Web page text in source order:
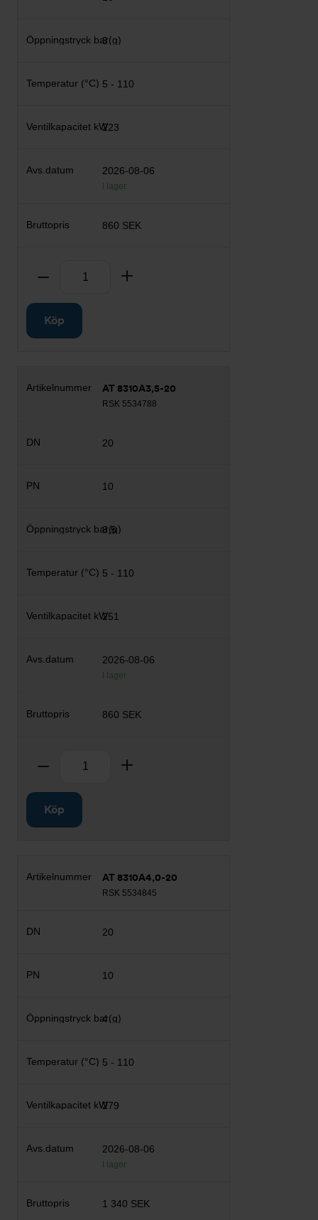
3
5 - 110
223
2026-08-06
I lager
860 SEK
Ta bort
Köp
AT 8310A3,5-20
RSK 5534788
20
10
3,5
5 - 110
251
2026-08-06
I lager
860 SEK
Ta bort
Köp
AT 8310A4,0-20
RSK 5534845
20
10
4
5 - 110
279
2026-08-06
I lager
1 340 SEK